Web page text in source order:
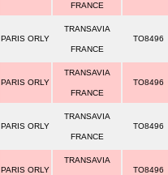
FRANCE
PARIS ORLY
TRANSAVIA
FRANCE
TO8496
PARIS ORLY
TRANSAVIA
FRANCE
TO8496
PARIS ORLY
TRANSAVIA
FRANCE
TO8496
PARIS ORLY
TRANSAVIA
TO8496